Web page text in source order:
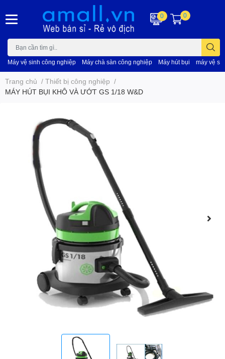
Máy vệ sinh công nghiệp Máy chà sàn công nghiệp Máy hút bụi máy vệ
0 0
Trang chủ / Thiết bị công nghiệp /
MÁY HÚT BỤI KHÔ VÀ ƯỚT GS 1/18 W&D